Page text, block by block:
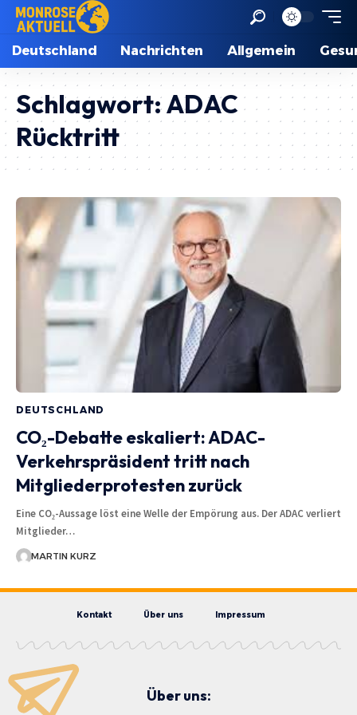
Deutschland Nachrichten Allgemein
Schlagwort:ADAC
Rücktritt
DEUTSCHLAND
CO₂-Debatte eskaliert: ADAC-
Verkehrspräsident tritt nach
Mitgliederprotesten zurück
Eine CO₂-Aussage löst eine Welle der Empörung aus. Der ADAC verliert
Mitglieder…
MARTIN KURZ
Kontakt Über uns Impressum
Über uns: